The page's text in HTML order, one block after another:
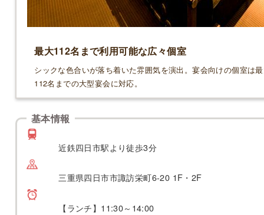
最大112名まで利用可能な広々個室
シックな色合いが落ち着いた雰囲気を演出。宴会向けの個室は
112名までの大型宴会に対応。
基本情報
近鉄四日市駅より徒歩3分
三重県四日市市諏訪栄町6-20 1F・2F
【ランチ】11:30～14:00